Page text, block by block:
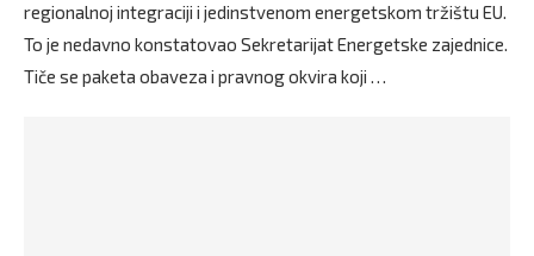
regionalnoj integraciji i jedinstvenom energetskom tržištu EU.
To je nedavno konstatovao Sekretarijat Energetske zajednice.
Tiče se paketa obaveza i pravnog okvira koji …